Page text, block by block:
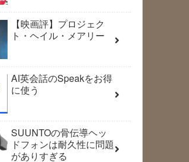
【映画評】プロジェク
ト・ヘイル・メアリー
AI英会話のSpeakをお得
に使う
SUUNTOの骨伝導ヘッ
ドフォンは耐久性に問題
がありすぎる